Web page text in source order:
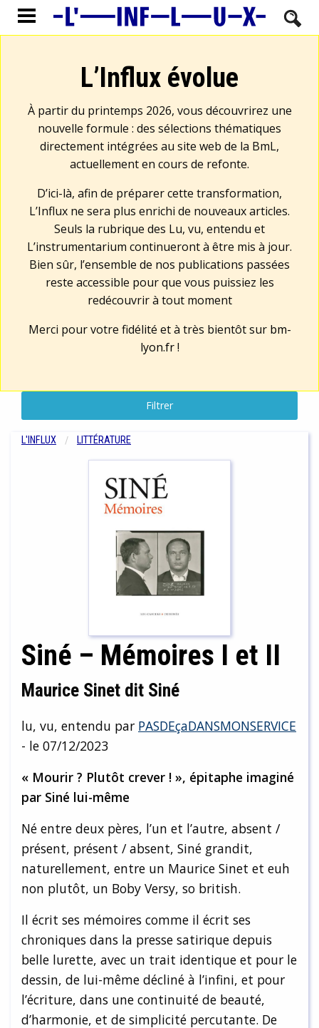
L’Influx évolue
À partir du printemps 2026, vous découvrirez une
nouvelle formule : des sélections thématiques
directement intégrées au site web de la BmL,
actuellement en cours de refonte.
D’ici-là, afin de préparer cette transformation,
L’Influx ne sera plus enrichi de nouveaux articles.
Seuls la rubrique des Lu, vu, entendu et
L’instrumentarium continueront à être mis à jour.
Bien sûr, l’ensemble de nos publications passées
reste accessible pour que vous puissiez les
redécouvrir à tout moment
Merci pour votre fidélité et à très bientôt sur bm-
lyon.fr!
Filtrer
L'INFLUX LITTÉRATURE
Siné – Mémoires I et II
Maurice Sinet dit Siné
lu, vu, entendu par PASDEçaDANSMONSERVICE
- le 07/12/2023
« Mourir ? Plutôt crever ! », épitaphe imaginé
par Siné lui-même
Né entre deux pères, l’un et l’autre, absent /
présent, présent / absent, Siné grandit,
naturellement, entre un Maurice Sinet et euh
non plutôt, un Boby Versy, so british.
Il écrit ses mémoires comme il écrit ses
chroniques dans la presse satirique depuis
belle lurette, avec un trait identique et pour le
dessin, de lui-même décliné à l’infini, et pour
l’écriture, dans une continuité de beauté,
d’harmonie, et de simplicité percutante. De